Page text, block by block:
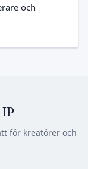
och
för kreatörer och